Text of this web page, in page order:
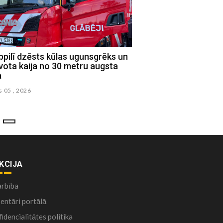
dzēsts kūlas ugunsgrēks un
kaija no 30 metru augsta
05 , 2026
novada Sociālais dienests
praktisko iemaņu meistarklašu
02 , 2026
portālā
politika